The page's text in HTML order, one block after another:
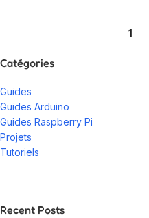
1
Catégories
Guides
Guides Arduino
Guides Raspberry Pi
Projets
Tutoriels
Recent Posts